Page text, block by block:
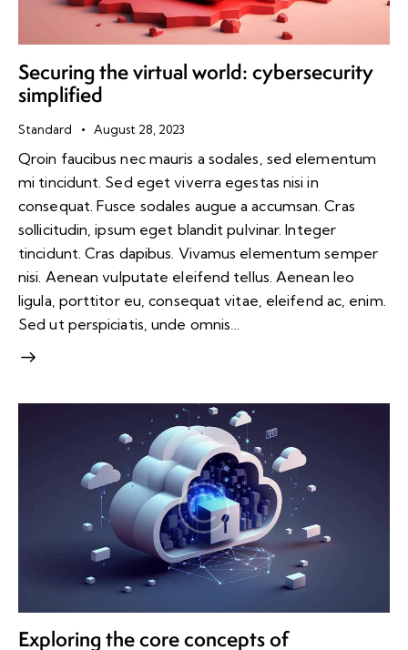
Securing the virtual world: cybersecurity
simplified
Standard August 28, 2023
Qroin faucibus nec mauris a sodales, sed elementum
mi tincidunt. Sed eget viverra egestas nisi in
consequat. Fusce sodales augue a accumsan. Cras
sollicitudin, ipsum eget blandit pulvinar. Integer
tincidunt. Cras dapibus. Vivamus elementum semper
nisi. Aenean vulputate eleifend tellus. Aenean leo
ligula, porttitor eu, consequat vitae, eleifend ac, enim.
Sed ut perspiciatis, unde omnis…
Exploring the core concepts of